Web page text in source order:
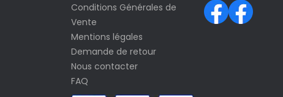
Conditions Générales de
Vente
Mentions légales
Demande de retour
Nous contacter
FAQ